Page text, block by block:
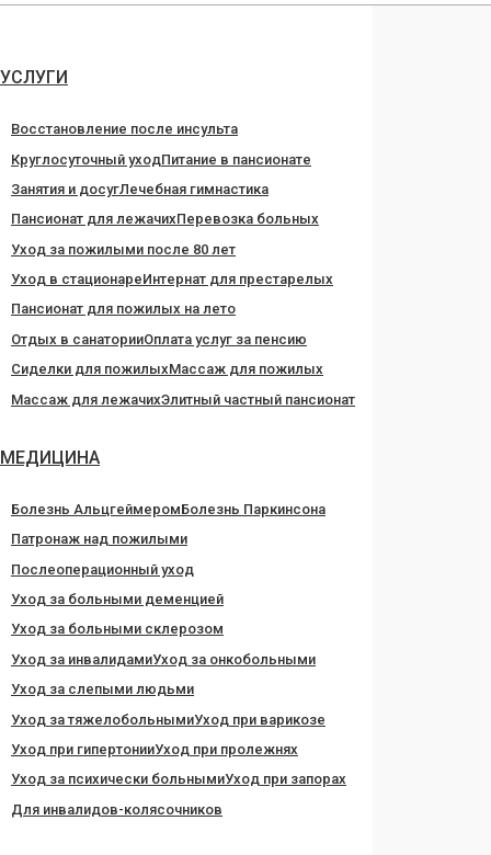
Перейти
содержанию
УСЛУГИ
Восстановление после инсульта
Круглосуточный уходПитание в пансионате
Занятия и досугЛечебная гимнастика
Пансионат для лежачихПеревозка больных
Уход за пожилыми после 80 лет
Уход в стационареИнтернат для престарелых
Пансионат для пожилых на лето
Отдых в санаторииОплата услуг за пенсию
Сиделки для пожилыхМассаж для пожилых
Массаж для лежачихЭлитный частный пансионат
МЕДИЦИНА
Болезнь АльцгеймеромБолезнь Паркинсона
Патронаж над пожилыми
Послеоперационный уход
Уход за больными деменцией
Уход за больными склерозом
Уход за инвалидамиУход за онкобольными
Уход за слепыми людьми
Уход за тяжелобольнымиУход при варикозе
Уход при гипертонииУход при пролежнях
Уход за психически больнымиУход при запорах
Для инвалидов-колясочников